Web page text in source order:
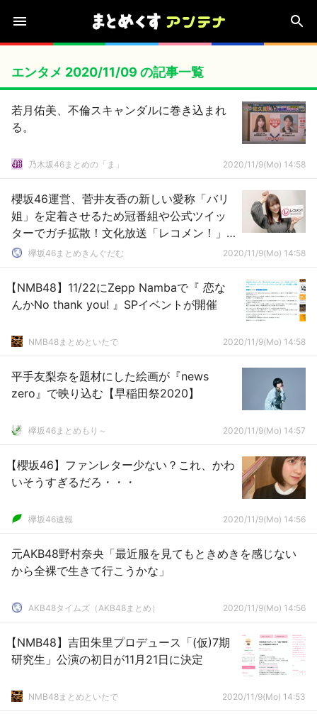
エンタメ 2020/11/09 の記事一覧
若月佑美、不倫スキャンダルに巻き込まれ
る。
乃木坂46まとめの「ま」 2020/11/9(Mo) 14:58
櫻坂46運営、菅井友香の新しい愛称「バリ
姐」を定着させるため冠番組や公式ツイッ
ターでガチ拡散！文化放送「レコメン！」
出演直前オフショット公開中
欅坂46まとめきんぐだむ 2020/11/9(Mo) 14:58
【NMB48】11/22にZepp Nambaで『 恋な
んかNo thank you! 』SPイベントが開催
NMB48まとめといたで 2020/11/9(Mo) 14:58
平手友梨奈を題材にした絵画が『news
zero』で映り込む【早稲田祭2020】
欅坂46まとめもり～ 2020/11/9(Mo) 14:57
【櫻坂46】ファンレター少ない？これ、かわ
いそうすぎるだろ・・・
欅坂46速報 2020/11/9(Mo) 14:56
元AKB48野村奈央「最近服を見てもときめきを感じない
から全裸で生きて行こうかな」
AKB48タイムズ（AKB48まとめ） 2020/11/9(Mo) 14:56
【NMB48】吉田朱里プロデュース「(仮)7期
研究生」公演の初日が11月21日に決定
NMB48まとめといたで 2020/11/9(Mo) 14:53